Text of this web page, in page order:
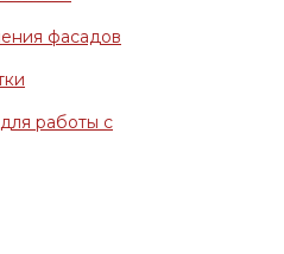
фасадов
работы с